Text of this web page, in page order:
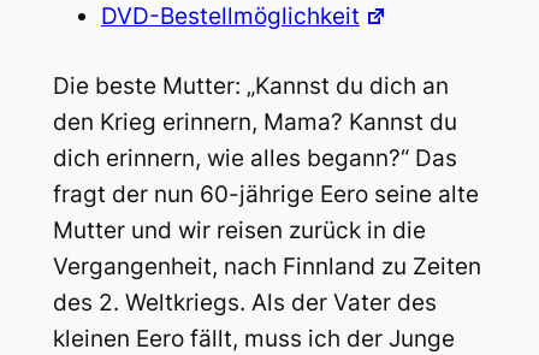
DVD-Bestellmöglichkeit
Die beste Mutter: „Kannst du dich an
den Krieg erinnern, Mama? Kannst du
dich erinnern, wie alles begann?“ Das
fragt der nun 60-jährige Eero seine alte
Mutter und wir reisen zurück in die
Vergangenheit, nach Finnland zu Zeiten
des 2. Weltkriegs. Als der Vater des
kleinen Eero fällt, muss ich der Junge